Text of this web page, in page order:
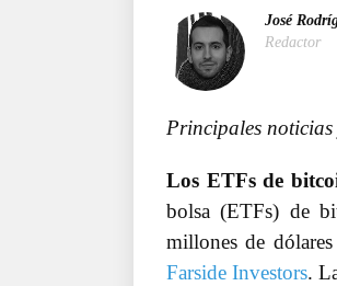
José
Redactor
Principales noticias
Los ETFs de
bolsa (ETFs) de
millones de
Farside Investors.